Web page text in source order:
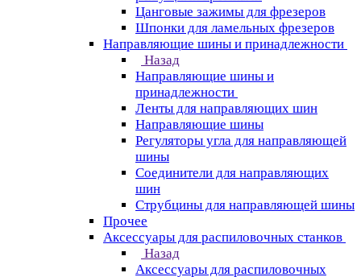
Цанговые зажимы для фрезеров
Шпонки для ламельных фрезеров
Направляющие шины и принадлежности
Назад
Направляющие шины и
принадлежности
Ленты для направляющих шин
Направляющие шины
Регуляторы угла для направляющей
шины
Соединители для направляющих
шин
Струбцины для направляющей шины
Прочее
Аксессуары для распиловочных станков
Назад
Аксессуары для распиловочных